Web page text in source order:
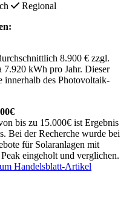
Regional
8.900 € zzgl.
7.920 kWh pro Jahr. Dieser
innerhalb des Photovoltaik-
bis zu 15.000€ ist Ergebnis
Bei der Recherche wurde bei
für Solaranlagen mit
eingeholt und verglichen.
Handelsblatt-Artikel